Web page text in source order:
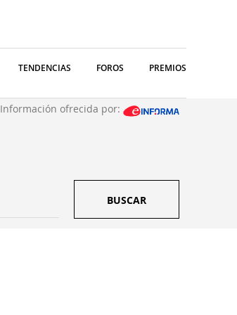
TENDENCIAS FOROS PREMIOS
Información ofrecida por:
BUSCAR